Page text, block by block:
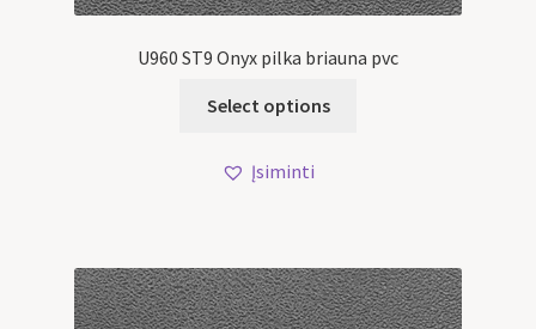
U960 ST9 Onyx pilka briauna pvc
Select options
Įsiminti